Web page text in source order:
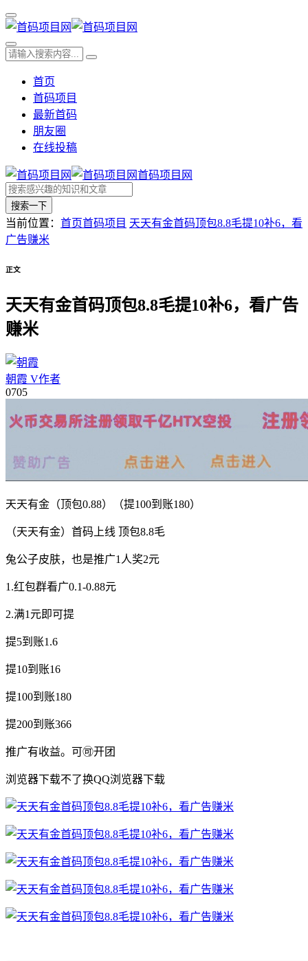
首页
首码项目
最新首码
朋友圈
在线投稿
首码项目网
搜索一下
当前位置： 首页首码项目 天天有金首码顶包8.8毛提10补6，看
广告赚米
正文
天天有金首码顶包8.8毛提10补6，看广告
赚米
朝霞 V作者
0705
天天有金（顶包0.88）（提100到账180）
（天天有金）首码上线 顶包8.8毛
兔公子皮肤，也是推广1人奖2元
1.红包群看广0.1-0.88元
2.满1元即可提
提5到账1.6
提10到账16
提100到账180
提200到账366
推广有收益。可🉑开团
浏览器下载不了换QQ浏览器下载